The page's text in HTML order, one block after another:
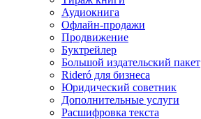
Аудиокнига
Офлайн-продажи
Продвижение
Буктрейлер
Большой издательский пакет
Rideró для бизнеса
Юридический советник
Дополнительные услуги
Расшифровка текста